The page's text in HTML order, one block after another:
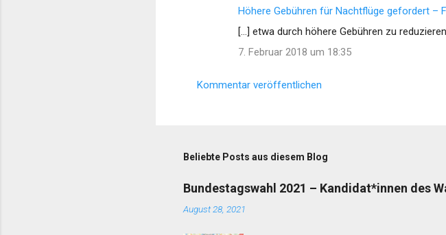
a
e
Höhere Gebühren für Nachtflüge gefordert –
[…] etwa durch höhere Gebühren zu
7. Februar 2018 um 18:35
Kommentar veröffentlichen
Beliebte Posts aus diesem Blog
Bundestagswahl 2021 – Kandidat*innen des
August 28, 2021